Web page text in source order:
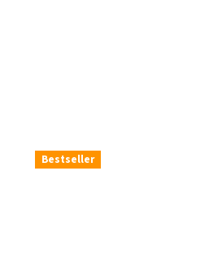
Bestseller